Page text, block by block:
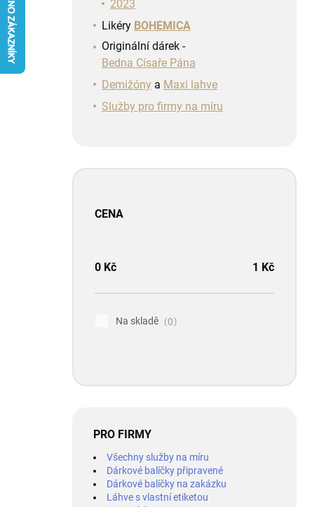
2023
Likéry BOHEMICA
Originální dárek -
Bedna Císaře Pána
Demižóny a Maxi lahve
Služby pro firmy na míru
CENA
0 Kč 1 Kč
Na skladě 0
PRO FIRMY
Všechny služby na míru
Dárkové balíčky připravené
Dárkové balíčky na zakázku
Láhve s vlastní etiketou